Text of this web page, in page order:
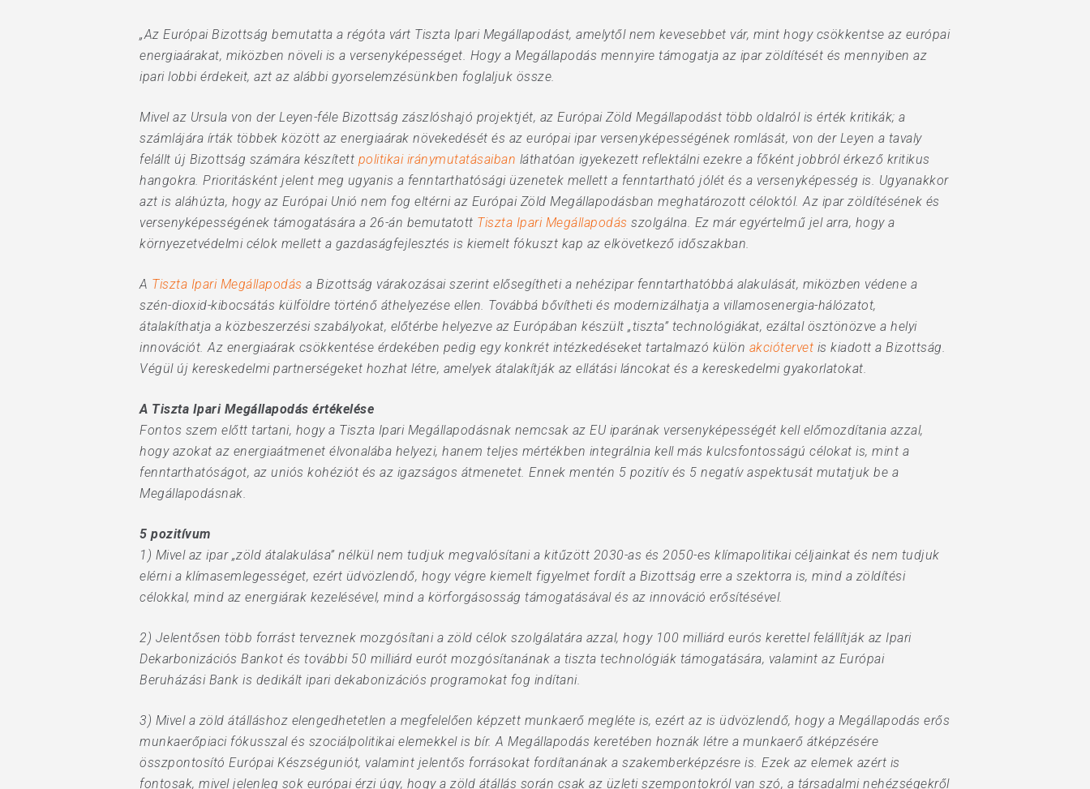
Hit enter to search or ESC to close
„Az Európai Bizottság bemutatta a régóta várt Tiszta Ipari Megállapodást, amelytől nem kevesebbet vár, mint hogy csökkentse az európai
energiaárakat, miközben növeli is a versenyképességet. Hogy a Megállapodás mennyire támogatja az ipar zöldítését és mennyiben az
ipari lobbi érdekeit, azt az alábbi gyorselemzésünkben foglaljuk össze.
Mivel az Ursula von der Leyen-féle Bizottság zászlóshajó projektjét, az Európai Zöld Megállapodást több oldalról is érték kritikák; a
számlájára írták többek között az energiaárak növekedését és az európai ipar versenyképességének romlását, von der Leyen a tavaly
felállt új Bizottság számára készített politikai iránymutatásaiban láthatóan igyekezett reflektálni ezekre a főként jobbról érkező kritikus
hangokra. Prioritásként jelent meg ugyanis a fenntarthatósági üzenetek mellett a fenntartható jólét és a versenyképesség is. Ugyanakkor
azt is aláhúzta, hogy az Európai Unió nem fog eltérni az Európai Zöld Megállapodásban meghatározott céloktól. Az ipar zöldítésének és
versenyképességének támogatására a 26-án bemutatott Tiszta Ipari Megállapodás szolgálna. Ez már egyértelmű jel arra, hogy a
környezetvédelmi célok mellett a gazdaságfejlesztés is kiemelt fókuszt kap az elkövetkező időszakban.
A Tiszta Ipari Megállapodás a Bizottság várakozásai szerint elősegítheti a nehézipar fenntarthatóbbá alakulását, miközben védene a
szén-dioxid-kibocsátás külföldre történő áthelyezése ellen. Továbbá bővítheti és modernizálhatja a villamosenergia-hálózatot,
átalakíthatja a közbeszerzési szabályokat, előtérbe helyezve az Európában készült „tiszta” technológiákat, ezáltal ösztönözve a helyi
innovációt. Az energiaárak csökkentése érdekében pedig egy konkrét intézkedéseket tartalmazó külön akciótervet is kiadott a Bizottság.
Végül új kereskedelmi partnerségeket hozhat létre, amelyek átalakítják az ellátási láncokat és a kereskedelmi gyakorlatokat.
A Tiszta Ipari Megállapodás értékelése
Fontos szem előtt tartani, hogy a Tiszta Ipari Megállapodásnak nemcsak az EU iparának versenyképességét kell előmozdítania azzal,
hogy azokat az energiaátmenet élvonalába helyezi, hanem teljes mértékben integrálnia kell más kulcsfontosságú célokat is, mint a
fenntarthatóságot, az uniós kohéziót és az igazságos átmenetet. Ennek mentén 5 pozitív és 5 negatív aspektusát mutatjuk be a
Megállapodásnak.
5 pozitívum
1) Mivel az ipar „zöld átalakulása” nélkül nem tudjuk megvalósítani a kitűzött 2030-as és 2050-es klímapolitikai céljainkat és nem tudjuk
elérni a klímasemlegességet, ezért üdvözlendő, hogy végre kiemelt figyelmet fordít a Bizottság erre a szektorra is, mind a zöldítési
célokkal, mind az energiárak kezelésével, mind a körforgásosság támogatásával és az innováció erősítésével.
2) Jelentősen több forrást terveznek mozgósítani a zöld célok szolgálatára azzal, hogy 100 milliárd eurós kerettel felállítják az Ipari
Dekarbonizációs Bankot és további 50 milliárd eurót mozgósítanának a tiszta technológiák támogatására, valamint az Európai
Beruházási Bank is dedikált ipari dekabonizációs programokat fog indítani.
3) Mivel a zöld átálláshoz elengedhetetlen a megfelelően képzett munkaerő megléte is, ezért az is üdvözlendő, hogy a Megállapodás erős
munkaerőpiaci fókusszal és szociálpolitikai elemekkel is bír. A Megállapodás keretében hoznák létre a munkaerő átképzésére
összpontosító Európai Készséguniót, valamint jelentős forrásokat fordítanának a szakemberképzésre is. Ezek az elemek azért is
fontosak, mivel jelenleg sok európai érzi úgy, hogy a zöld átállás során csak az üzleti szempontokról van szó, a társadalmi nehézségekről